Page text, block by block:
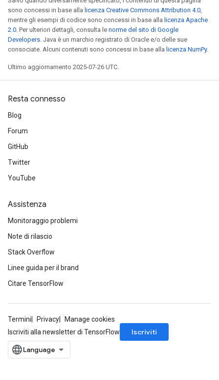
sono concessi in base alla licenza Creative Commons Attribution 4.0,
mentre gli esempi di codice sono concessi in base alla licenza Apache
2.0. Per ulteriori dettagli, consulta le norme del sito di Google
Developers. Java è un marchio registrato di Oracle e/o delle sue
consociate. Alcuni contenuti sono concessi in base alla licenza NumPy.
Ultimo aggiornamento 2025-07-26 UTC.
Resta connesso
Blog
Forum
GitHub
Twitter
YouTube
Assistenza
Monitoraggio problemi
Note di rilascio
Stack Overflow
Linee guida per il brand
Citare TensorFlow
Termini Privacy
Manage cookies
Iscriviti alla newsletter di TensorFlow
Iscriviti